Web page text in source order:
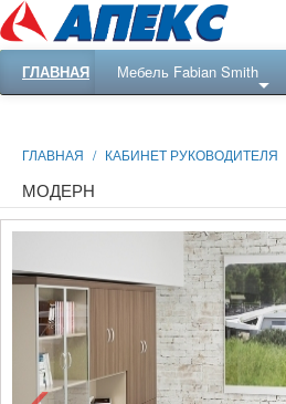
ГЛАВНАЯ Мебель Fabian Smith
ГЛАВНАЯ / КАБИНЕТ РУКОВОДИТЕЛЯ
МОДЕРН